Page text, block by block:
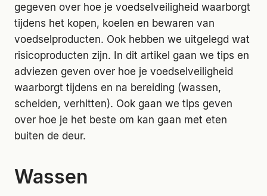
gegeven over hoe je voedselveiligheid waarborgt
tijdens het kopen, koelen en bewaren van
voedselproducten. Ook hebben we uitgelegd wat
risicoproducten zijn. In dit artikel gaan we tips en
adviezen geven over hoe je voedselveiligheid
waarborgt tijdens en na bereiding (wassen,
scheiden, verhitten). Ook gaan we tips geven
over hoe je het beste om kan gaan met eten
buiten de deur.
Wassen